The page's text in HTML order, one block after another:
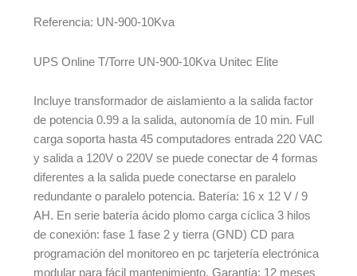
Referencia: UN-900-10Kva
UPS Online T/Torre UN-900-10Kva Unitec Elite
Incluye transformador de aislamiento a la salida factor
de potencia 0.99 a la salida, autonomía de 10 min. Full
carga soporta hasta 45 computadores entrada 220 VAC
y salida a 120V o 220V se puede conectar de 4 formas
diferentes a la salida puede conectarse en paralelo
redundante o paralelo potencia. Batería: 16 x 12 V / 9
AH. En serie batería ácido plomo carga cíclica 3 hilos
de conexión: fase 1 fase 2 y tierra (GND) CD para
programación del monitoreo en pc tarjetería electrónica
modular para fácil mantenimiento. Garantía: 12 meses